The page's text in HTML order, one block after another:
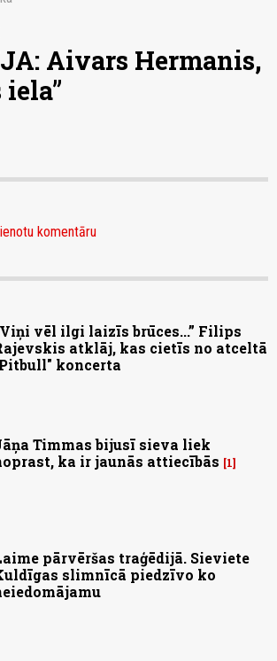
Aivars Hermanis,
iela”
komentāru
vēl ilgi laizīs brūces...” Filips
atklāj, kas cietīs no atceltā
koncerta
Timmas bijusī sieva liek
ka ir jaunās attiecībās
1
pārvēršas traģēdijā. Sieviete
slimnīcā piedzīvo ko